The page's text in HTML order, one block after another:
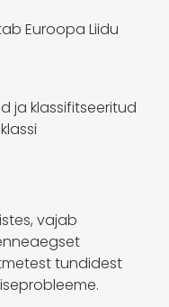
Euroopa Liidu
ja klassifitseeritud
vajab
tundidest